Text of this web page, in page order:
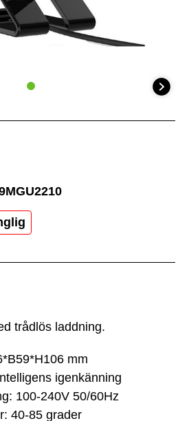
trådlös laddning.
mm
igenkänning
100-240V 50/60Hz
40-85 grader